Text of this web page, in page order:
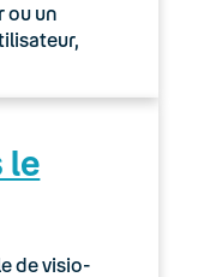
ou un
le
de visio-